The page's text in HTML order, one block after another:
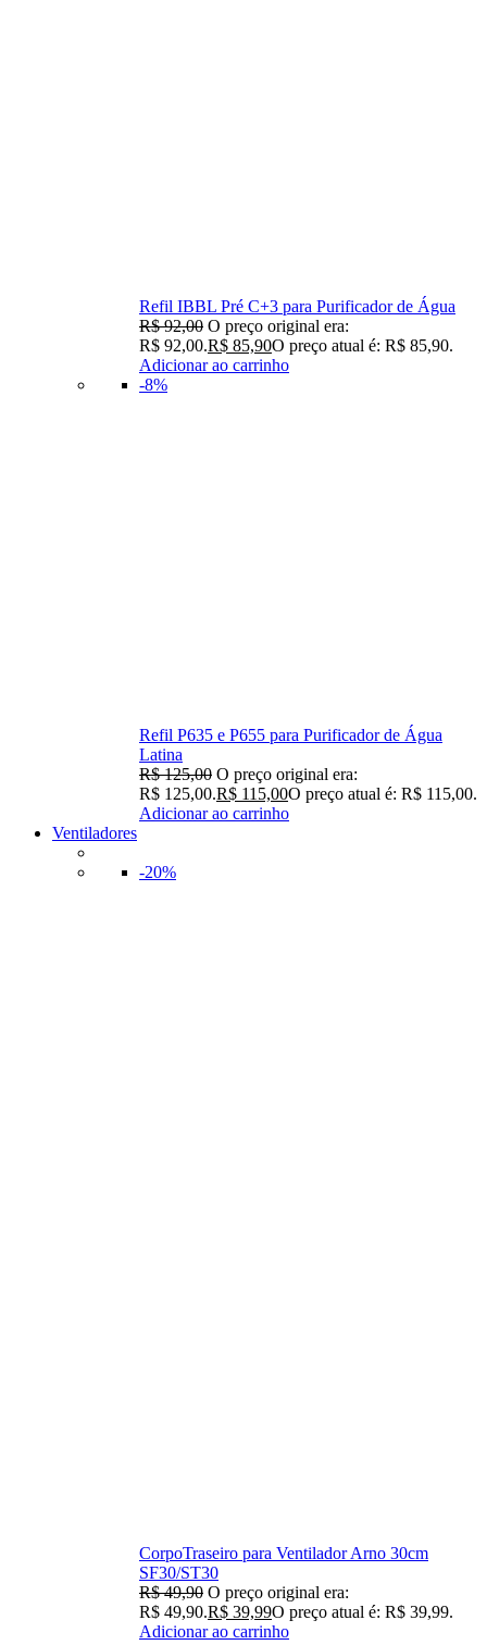
Refil IBBL Pré C+3 para Purificador de Água
R$92,00 O preço original era:
R$ 92,00.R$ 85,90O preço atual é: R$ 85,90.
Adicionar ao carrinho
-8%
Refil P635 e P655 para Purificador de Água
Latina
R$125,00 O preço original era:
R$ 125,00.R$ 115,00O preço atual é: R$ 115,00.
Adicionar ao carrinho
Ventiladores
-20%
CorpoTraseiro para Ventilador Arno 30cm
SF30/ST30
R$49,90 O preço original era:
R$ 49,90.R$ 39,99O preço atual é: R$ 39,99.
Adicionar ao carrinho